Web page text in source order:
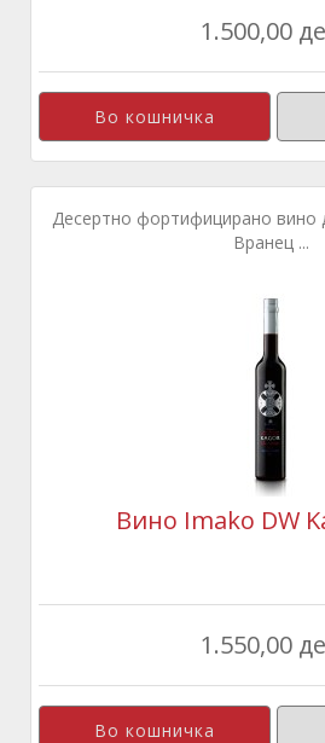
1.500,00
Десертно фортифицирано вино
Вранец ...
Вино Imako DW
1.550,00